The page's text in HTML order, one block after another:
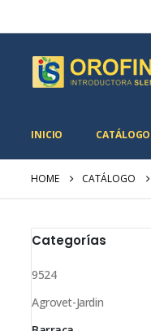
INICIO CATÁLOGO
HOME CATÁLOGO
Categorías
9524
Agrovet-Jardin